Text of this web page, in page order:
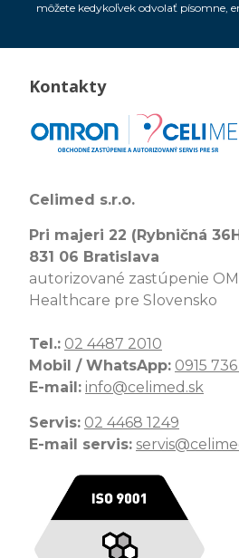
môžete kedykoľvek odvolať písomne,
Kontakty
Celimed s.r.o.
Pri majeri 22 (Rybničná
831 06 Bratislava
autorizované zastúpenie
Healthcare pre Slovensko
Tel.: 02 4487 2010
Mobil / WhatsApp: 0915 736
E-mail: info@celimed.sk
Servis: 02 4468 1249
E-mail servis: